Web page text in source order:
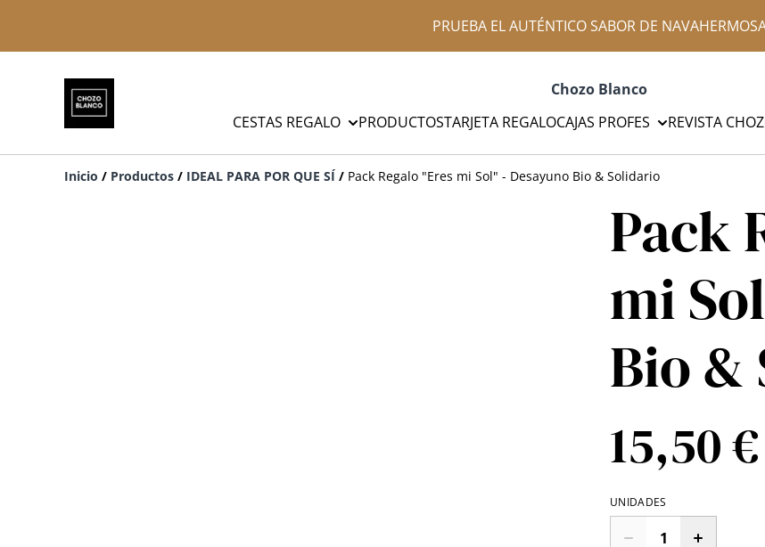
PRUEBA EL AUTÉNTICO SABOR DE
Chozo Blanco
CESTAS REGALO
PRODUCTOSTARJETA REGALOCAJAS PROFES REVISTA
Inicio / Productos / IDEAL PARA POR QUE SÍ / Pack Regalo "Eres mi Sol" - Desayuno Bio & Solidario
Pack
mi
Bio &
15,50 €
UNIDADES